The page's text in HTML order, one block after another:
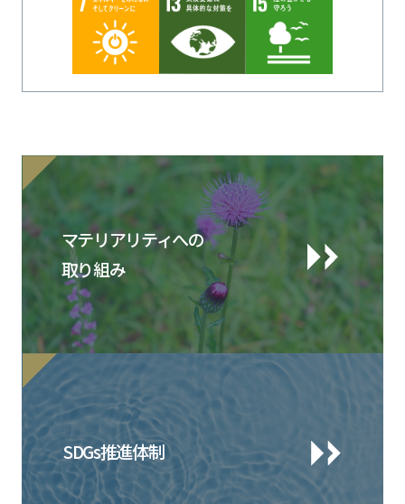
マテリアリティへの
取り組み
SDGs推進体制